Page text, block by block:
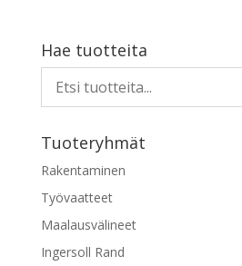
Hae tuotteita
Tuoteryhmät
Rakentaminen
Työvaatteet
Maalausvälineet
Ingersoll Rand